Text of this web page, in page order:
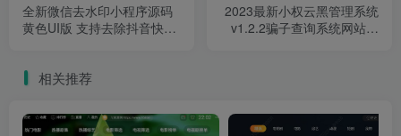
全新微信去水印小程序源码
黄色UI版 支持去除抖音快手
2023最新小权云黑管理系统
v1.2.2骗子查询系统网站源
相关推荐